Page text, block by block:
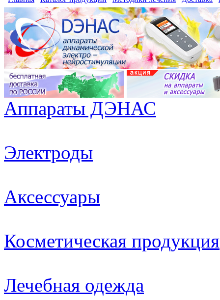
Аппараты ДЭНАС
Электроды
Аксессуары
Косметическая продукция
Лечебная одежда